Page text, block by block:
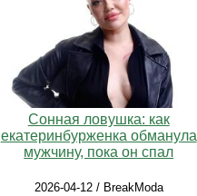
Сонная ловушка: как
екатеринбурженка обманула
мужчину, пока он спал
2026-04-12 / BreakModa